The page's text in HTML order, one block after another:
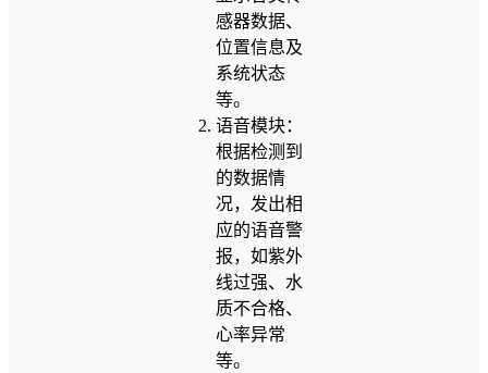
感器数据、
位置信息及
系统状态
等。
语音模块：
根据检测到
的数据情
况，发出相
应的语音警
报，如紫外
线过强、水
质不合格、
心率异常
等。